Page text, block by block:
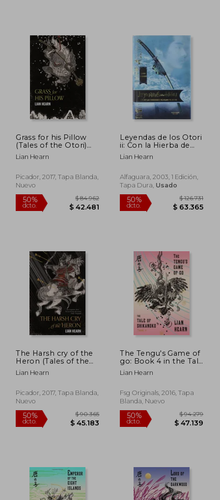
50% $ 97.095 50%
Grass for his Pillow
(Tales of the Otori)
(en Inglés)
Lian Hearn
Picador, 2017, Tapa Blanda,
Nuevo
50% $ 84.962
Leyendas de los Otori
ii: Con la Hierba de
Almohada
Lian Hearn
Alfaguara, 2003, 1 Edición,
Tapa Dura, Usado
50%
The Harsh cry of the
Heron (Tales of the
Otori) (en Inglés)
Lian Hearn
Picador, 2017, Tapa Blanda,
Nuevo
The Tengu's Game of
go: Book 4 in the Tale
of Shikanoko (The
Tale of Shikanoko
Lian Hearn
Fsg Originals, 2016, Tapa
Blanda, Nuevo